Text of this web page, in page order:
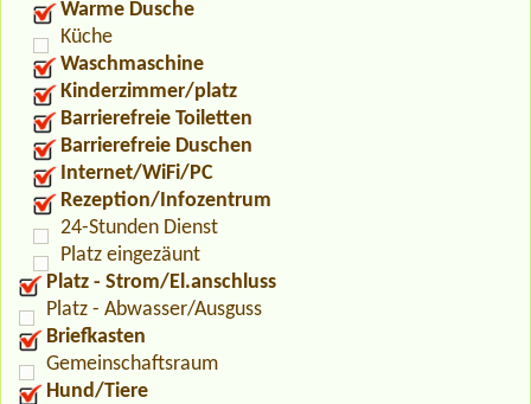
Warme Dusche
Küche
Waschmaschine
Kinderzimmer/platz
Barrierefreie Toiletten
Barrierefreie Duschen
Internet/WiFi/PC
Rezeption/Infozentrum
24-Stunden Dienst
Platz eingezäunt
Platz - Strom/El.anschluss
Platz - Abwasser/Ausguss
Briefkasten
Gemeinschaftsraum
Hund/Tiere